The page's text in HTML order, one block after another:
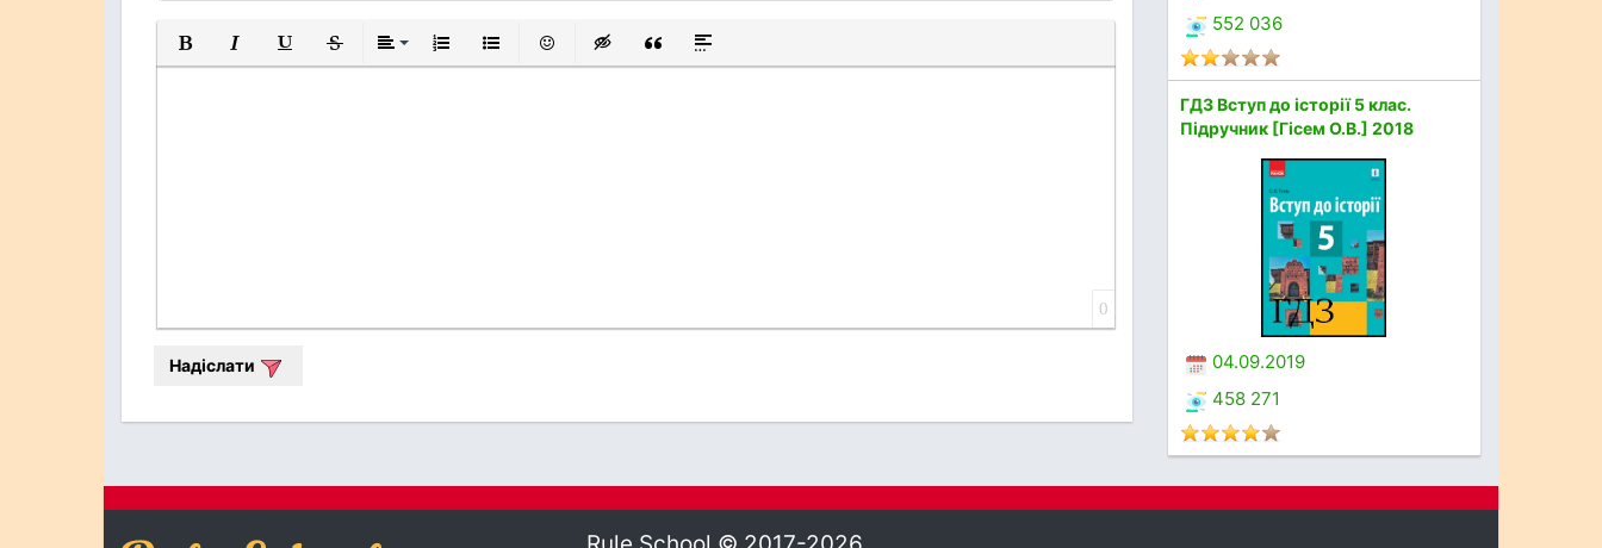
ЖирнийКурсивПідкреслений
ЗакресленийВирівнювання
Нумерований список
Маркований список
смайлиInsert hidden text
Insert QuoteInsert spoiler
0
Надіслати
552 036
ГДЗ Вступ до історії 5 клас.
Підручник [Гісем О.В.] 2018
04.09.2019
458 271